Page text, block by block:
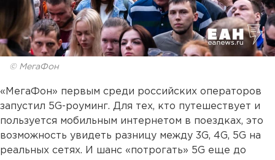
© МегаФон
«МегаФон» первым среди российских операторов
запустил 5G-роуминг. Для тех, кто путешествует и
пользуется мобильным интернетом в поездках, это
возможность увидеть разницу между 3G, 4G, 5G на
реальных сетях. И шанс «потрогать» 5G еще до